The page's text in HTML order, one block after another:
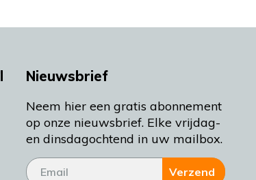
Nieuwsbrief
Neem hier een gratis abonnement
op onze nieuwsbrief. Elke vrijdag-
en dinsdagochtend in uw mailbox.
Verzend